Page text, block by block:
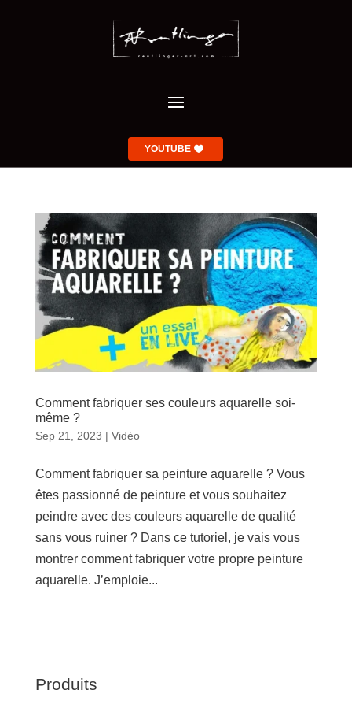
YOUTUBE
Comment fabriquer ses couleurs aquarelle soi-
même ?
Sep 21, 2023 | Vidéo
Comment fabriquer sa peinture aquarelle ? Vous
êtes passionné de peinture et vous souhaitez
peindre avec des couleurs aquarelle de qualité
sans vous ruiner ? Dans ce tutoriel, je vais vous
montrer comment fabriquer votre propre peinture
aquarelle. J’emploie...
Produits